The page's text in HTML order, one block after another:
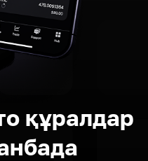
құралдар